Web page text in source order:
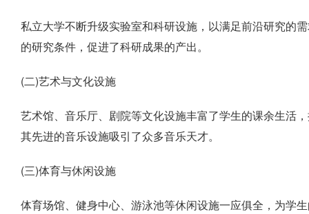
私立大学不断升级实验室和科研设施，以满足前沿研究的
的研究条件，促进了科研成果的产出。
(二)艺术与文化设施
艺术馆、音乐厅、剧院等文化设施丰富了学生的课余生活
其先进的音乐设施吸引了众多音乐天才。
(三)体育与休闲设施
体育场馆、健身中心、游泳池等休闲设施一应俱全，为学